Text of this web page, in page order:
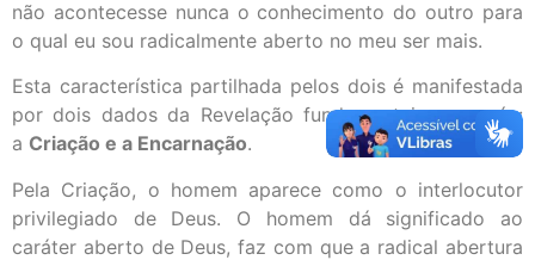
não acontecesse nunca o conhecimento do outro para
o qual eu sou radicalmente aberto no meu ser mais.
Esta característica partilhada pelos dois é manifestada
por dois dados da Revelação fundamentais para nós:
a Criação e a Encarnação.
Pela Criação, o homem aparece como o interlocutor
privilegiado de Deus. O homem dá significado ao
caráter aberto de Deus, faz com que a radical abertura